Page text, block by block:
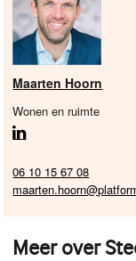
Nieuwsbrief
Over ons
Maarten Hoorn
Wonen en ruimte
06 10 15 67 08
Meer over